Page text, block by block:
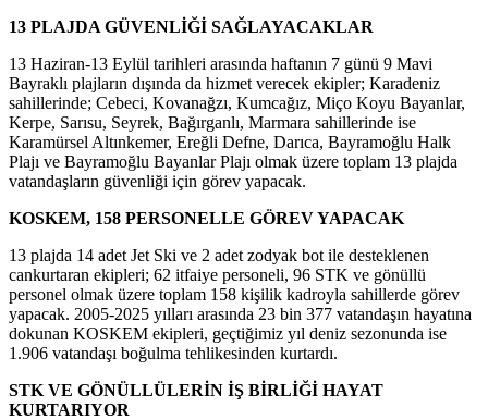
13 PLAJDA GÜVENLİĞİ SAĞLAYACAKLAR
13 Haziran-13 Eylül tarihleri arasında haftanın 7 günü 9 Mavi
Bayraklı plajların dışında da hizmet verecek ekipler; Karadeniz
sahillerinde; Cebeci, Kovanağzı, Kumcağız, Miço Koyu Bayanlar,
Kerpe, Sarısu, Seyrek, Bağırganlı, Marmara sahillerinde ise
Karamürsel Altınkemer, Ereğli Defne, Darıca, Bayramoğlu Halk
Plajı ve Bayramoğlu Bayanlar Plajı olmak üzere toplam 13 plajda
vatandaşların güvenliği için görev yapacak.
KOSKEM, 158 PERSONELLE GÖREV YAPACAK
13 plajda 14 adet Jet Ski ve 2 adet zodyak bot ile desteklenen
cankurtaran ekipleri; 62 itfaiye personeli, 96 STK ve gönüllü
personel olmak üzere toplam 158 kişilik kadroyla sahillerde görev
yapacak. 2005-2025 yılları arasında 23 bin 377 vatandaşın hayatına
dokunan KOSKEM ekipleri, geçtiğimiz yıl deniz sezonunda ise
1.906 vatandaşı boğulma tehlikesinden kurtardı.
STK VE GÖNÜLLÜLERİN İŞ BİRLİĞİ HAYAT
KURTARIYOR